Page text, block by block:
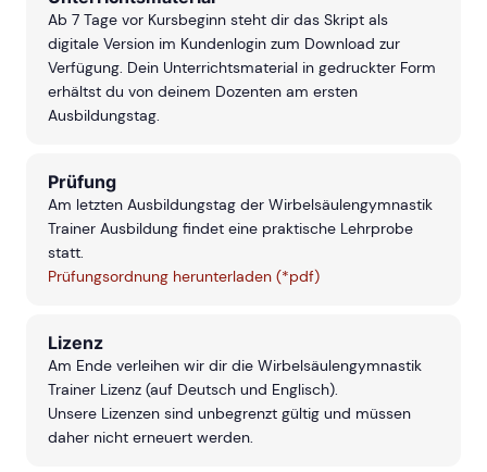
Ab 7 Tage vor Kursbeginn steht dir das Skript als
digitale Version im Kundenlogin zum Download zur
Verfügung. Dein Unterrichtsmaterial in gedruckter Form
erhältst du von deinem Dozenten am ersten
Ausbildungstag.
Prüfung
Am letzten Ausbildungstag der Wirbelsäulengymnastik
Trainer Ausbildung findet eine praktische Lehrprobe
statt.
Prüfungsordnung herunterladen (*pdf)
Lizenz
Am Ende verleihen wir dir die Wirbelsäulengymnastik
Trainer Lizenz (auf Deutsch und Englisch).
Unsere Lizenzen sind unbegrenzt gültig und müssen
daher nicht erneuert werden.